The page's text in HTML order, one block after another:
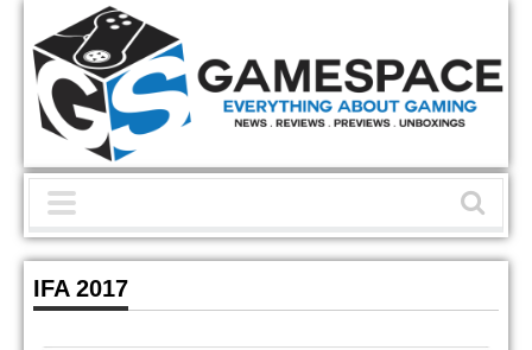
IFA 2017